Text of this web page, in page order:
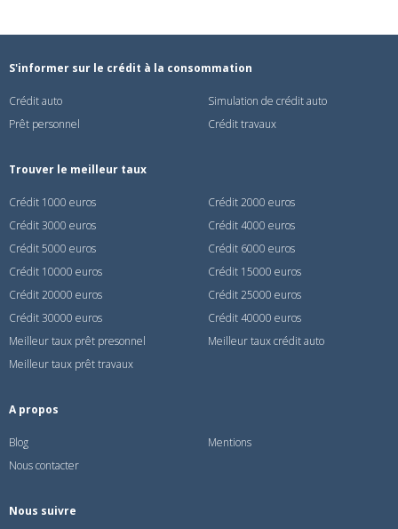
S'informer sur le crédit à la consommation
Crédit auto
Simulation de crédit auto
Prêt personnel
Crédit travaux
Trouver le meilleur taux
Crédit 1000 euros
Crédit 2000 euros
Crédit 3000 euros
Crédit 4000 euros
Crédit 5000 euros
Crédit 6000 euros
Crédit 10000 euros
Crédit 15000 euros
Crédit 20000 euros
Crédit 25000 euros
Crédit 30000 euros
Crédit 40000 euros
Meilleur taux prêt presonnel
Meilleur taux crédit auto
Meilleur taux prêt travaux
A propos
Blog
Mentions
Nous contacter
Nous suivre